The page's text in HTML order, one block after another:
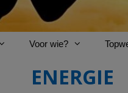
Voor wie?
ENERGIE